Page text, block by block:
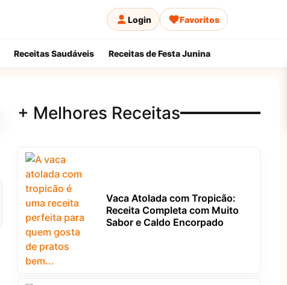
Login Favoritos
Receitas Saudáveis Receitas de Festa Junina
+ Melhores Receitas
Vaca Atolada com Tropicão:
Receita Completa com Muito
Sabor e Caldo Encorpado